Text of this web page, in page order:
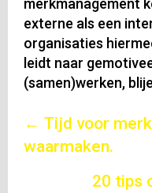
merkmanagement
externe als een
organisaties
leidt naar
(samen)werken,
Posts
← Tijd voor
waarmaken.
20 tips